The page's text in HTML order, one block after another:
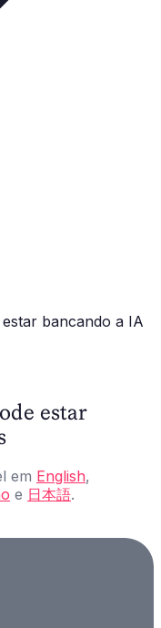
bancando a IA
estar
em English,
e 日本語.